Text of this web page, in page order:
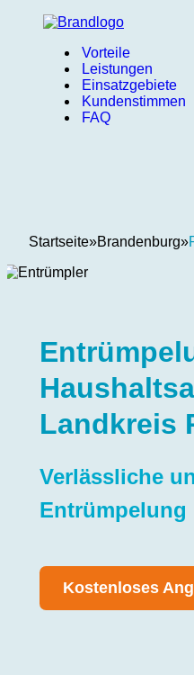
Vorteile
Leistungen
Einsatzgebiete
Kundenstimmen
FAQ
Startseite»Brandenburg»
Landkreis
Verlässliche
Entrümpelung
Kostenloses